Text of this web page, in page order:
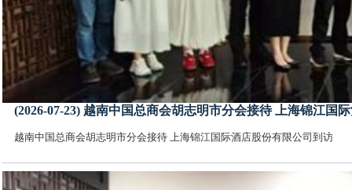
(2026-07-23) 越南中国总商会胡志明市分会接待 上海锦江国
越南中国总商会胡志明市分会接待 上海锦江国际酒店股份有限公司到访